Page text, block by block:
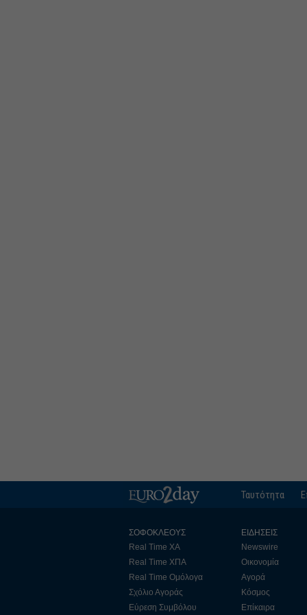
Ταυτότητα
ΣΟΦΟΚΛΕΟΥΣ
Real Time ΧΑ
Real Time ΧΠΑ
Real Time Ομόλογα
Σχόλιο Αγοράς
Εύρεση Συμβόλου
ΕΙΔΗΣΕΙΣ
Newswire
Οικονομία
Αγορά
Κόσμος
Επίκαιρα